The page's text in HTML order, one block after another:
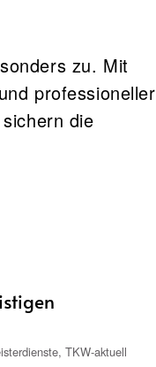
zu. Mit
professioneller
die
, TKW-aktuell